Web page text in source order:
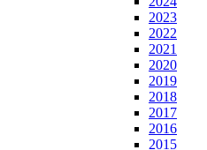
2023
2022
2021
2020
2019
2018
2017
2016
2015